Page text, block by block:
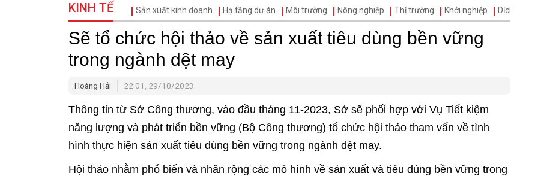
BẠN CẦN BIẾT CHẠM 95 - KHÁM PHÁ ĐỒNG NAI ĐẠI HỘI ĐẠI BIỂU TOÀN QUỐC LẦN THỨ XIV CỦA ĐẢNG ĐỢT THI ĐUA ĐẶC
NHỊP CẦU NHÂN ÁI THÀNH PHỐ ĐỒNG NAI
KINH TẾ
Sản xuất kinh doanh Hạ tầng dự án Môi trường Nông nghiệp Thị trường Khởi nghiệp Dịch vụ
Sẽ tổ chức hội thảo về sản xuất tiêu dùng bền vững
trong ngành dệt may
Hoàng Hải 22:01, 29/10/2023
Thông tin từ Sở Công thương, vào đầu tháng 11-2023, Sở sẽ phối hợp với Vụ Tiết kiệm
năng lượng và phát triển bền vững (Bộ Công thương) tổ chức hội thảo tham vấn về tình
hình thực hiện sản xuất tiêu dùng bền vững trong ngành dệt may.
Hội thảo nhằm phổ biến và nhân rộng các mô hình về sản xuất và tiêu dùng bền vững trong